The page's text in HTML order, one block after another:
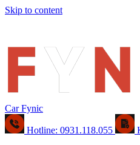
Skip to content
Car Fynic
Hotline: 0931.118.055